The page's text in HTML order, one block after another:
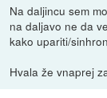
Na daljincu sem
na daljavo ne da
kako upariti/
Hvala že vnaprej